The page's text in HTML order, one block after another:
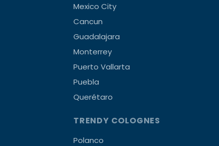
Mexico City
Cancun
Guadalajara
Monterrey
Puerto Vallarta
Puebla
Querétaro
TRENDY COLOGNES
Polanco